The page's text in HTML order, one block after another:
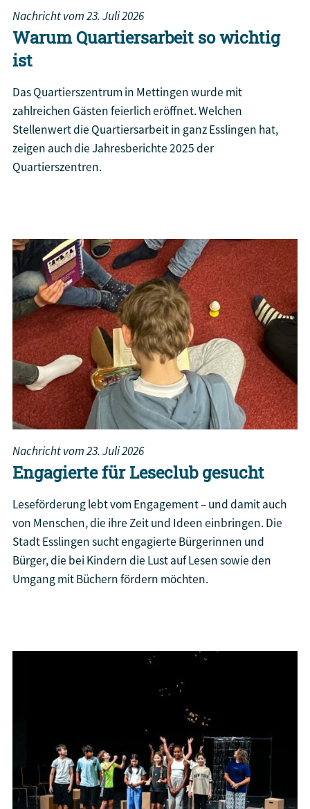
Nachricht vom23. Juli 2026
Warum Quartiersarbeit so wichtig
ist
Das Quartierszentrum in Mettingen wurde mit
zahlreichen Gästen feierlich eröffnet. Welchen
Stellenwert die Quartiersarbeit in ganz Esslingen hat,
zeigen auch die Jahresberichte 2025 der
Quartierszentren.
Nachricht vom23. Juli 2026
Engagierte für Leseclub gesucht
Leseförderung lebt vom Engagement – und damit auch
von Menschen, die ihre Zeit und Ideen einbringen. Die
Stadt Esslingen sucht engagierte Bürgerinnen und
Bürger, die bei Kindern die Lust auf Lesen sowie den
Umgang mit Büchern fördern möchten.